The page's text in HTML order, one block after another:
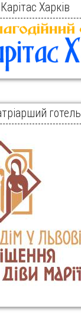
Карітас Харків
готель